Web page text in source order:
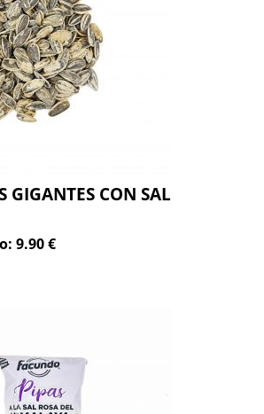
GIGANTES CON SAL
9.90 €